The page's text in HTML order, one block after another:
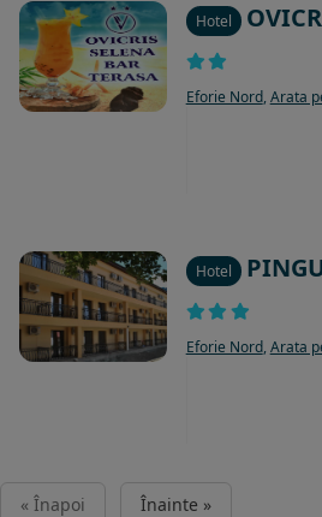
Hotel
Eforie Nord, Arata
Hotel
Eforie Nord, Arata
« Înapoi Înainte »